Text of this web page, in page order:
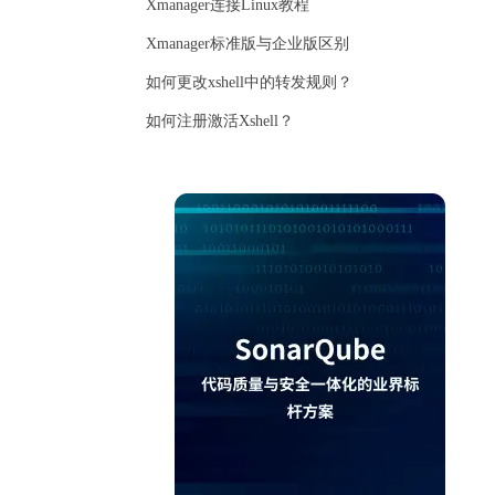
Xmanager连接Linux教程
Xmanager标准版与企业版区别
如何更改xshell中的转发规则？
如何注册激活Xshell？